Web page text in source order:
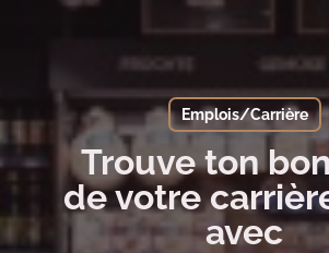
Emplois/Carrière
Trouve ton
de votre
avec